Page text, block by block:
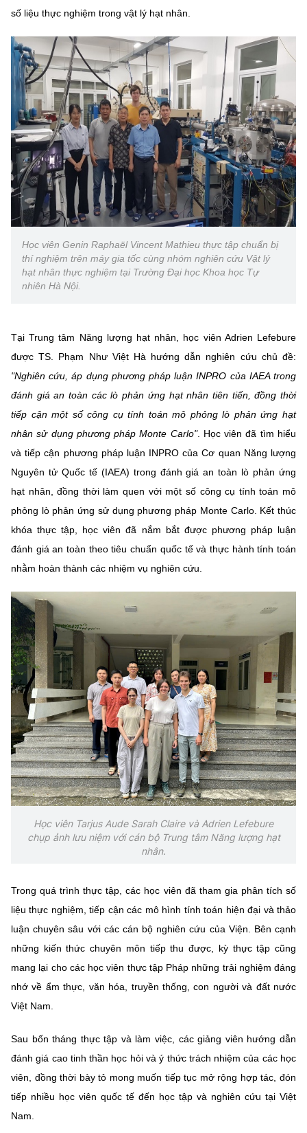
BỘ KHOA HỌC VÀ CÔNG NGHỆ
MINISTRY OF SCIENCE AND TECHNOLOGY
Điều khoản sử dụng Theo dõi MST: Góp ý
Cơ quan chủ quản: Bộ Khoa học và Công nghệ (MST)
Chịu trách nhiệm nội dung: Nguyễn Thị Hải Hằng
Giám đốc Trung tâm Truyền thông Khoa học và Công nghệ.
Liên hệ
Địa chỉ: Ban Biên tập Cổng TTĐT - 18 Nguyễn Du, TP. Hà Nội
Điện thoại: 024 3936 9506
Email:
stc@mst.gov.vn
©2026 Bản quyền thuộc Bộ Khoa Học và Công Nghệ
(Ghi rõ nguồn "https://mst.gov.vn" khi phát hành lại thông tin từ
website này)
số liệu thực nghiệm trong vật lý hạt nhân.
Học viên Genin Raphaël Vincent Mathieu thực tập chuẩn bị
thí nghiệm trên máy gia tốc cùng nhóm nghiên cứu Vật lý
hạt nhân thực nghiệm tại Trường Đại học Khoa học Tự
nhiên Hà Nội.
Tại Trung tâm Năng lượng hạt nhân, học viên Adrien Lefebure
được TS. Phạm Như Việt Hà hướng dẫn nghiên cứu chủ đề:
"Nghiên cứu, áp dụng phương pháp luận INPRO của IAEA trong
đánh giá an toàn các lò phản ứng hạt nhân tiên tiến, đồng thời
tiếp cận một số công cụ tính toán mô phỏng lò phản ứng hạt
nhân sử dụng phương pháp Monte Carlo". Học viên đã tìm hiểu
và tiếp cận phương pháp luận INPRO của Cơ quan Năng lượng
Nguyên tử Quốc tế (IAEA) trong đánh giá an toàn lò phản ứng
hạt nhân, đồng thời làm quen với một số công cụ tính toán mô
phỏng lò phản ứng sử dụng phương pháp Monte Carlo. Kết thúc
khóa thực tập, học viên đã nắm bắt được phương pháp luận
đánh giá an toàn theo tiêu chuẩn quốc tế và thực hành tính toán
nhằm hoàn thành các nhiệm vụ nghiên cứu.
Học viên Tarjus Aude Sarah Claire và Adrien Lefebure
chụp ảnh lưu niệm với cán bộ Trung tâm Năng lượng hạt
nhân.
Trong quá trình thực tập, các học viên đã tham gia phân tích số
liệu thực nghiệm, tiếp cận các mô hình tính toán hiện đại và thảo
luận chuyên sâu với các cán bộ nghiên cứu của Viện. Bên cạnh
những kiến thức chuyên môn tiếp thu được, kỳ thực tập cũng
mang lại cho các học viên thực tập Pháp những trải nghiệm đáng
nhớ về ẩm thực, văn hóa, truyền thống, con người và đất nước
Việt Nam.
Sau bốn tháng thực tập và làm việc, các giảng viên hướng dẫn
đánh giá cao tinh thần học hỏi và ý thức trách nhiệm của các học
viên, đồng thời bày tỏ mong muốn tiếp tục mở rộng hợp tác, đón
tiếp nhiều học viên quốc tế đến học tập và nghiên cứu tại Việt
Nam.